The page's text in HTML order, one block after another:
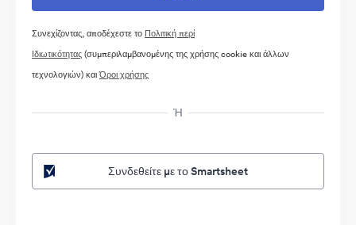
Συνεχίζοντας, αποδέχεστε το Πολιτική περί
Ιδιωτικότητας(συμπεριλαμβανομένης της χρήσης cookie και άλλων
τεχνολογιών) καιΌροι χρήσης
Ή
Συνδεθείτε με το Smartsheet